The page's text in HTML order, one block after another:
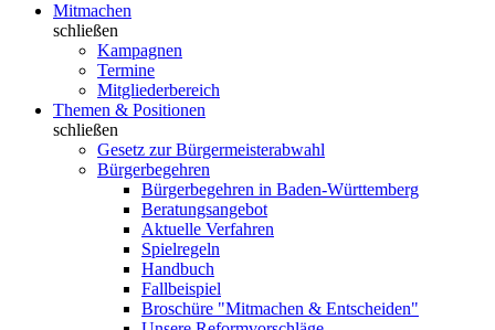
Mitmachen
schließen
Kampagnen
Termine
Mitgliederbereich
Themen & Positionen
schließen
Gesetz zur Bürgermeisterabwahl
Bürgerbegehren
Bürgerbegehren in Baden-Württemberg
Beratungsangebot
Aktuelle Verfahren
Spielregeln
Handbuch
Fallbeispiel
Broschüre "Mitmachen & Entscheiden"